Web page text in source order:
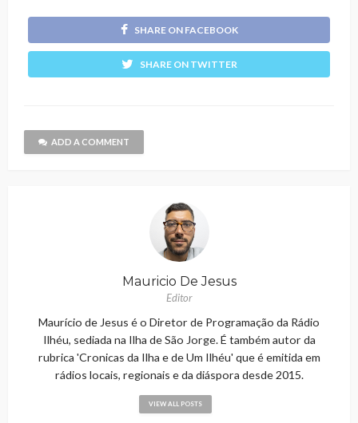
SHARE ON FACEBOOK
SHARE ON TWITTER
ADD A COMMENT
Mauricio De Jesus
Editor
Maurício de Jesus é o Diretor de Programação da Rádio
Ilhéu, sediada na Ilha de São Jorge. É também autor da
rubrica 'Cronicas da Ilha e de Um Ilhéu' que é emitida em
rádios locais, regionais e da diáspora desde 2015.
VIEW ALL POSTS